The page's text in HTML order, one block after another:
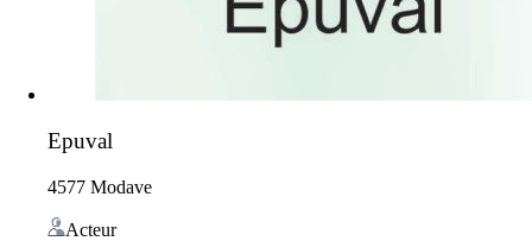
Epuval
4577 Modave
Acteur